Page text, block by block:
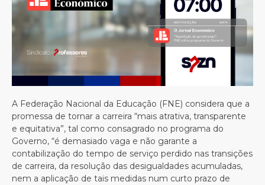
A Federação Nacional da Educação (FNE) considera que a
promessa de tornar a carreira “mais atrativa, transparente
e equitativa”, tal como consagrado no programa do
Governo, “é demasiado vaga e não garante a
contabilização do tempo de serviço perdido nas transições
de carreira, da resolução das desigualdades acumuladas,
nem a aplicação de tais medidas num curto prazo de